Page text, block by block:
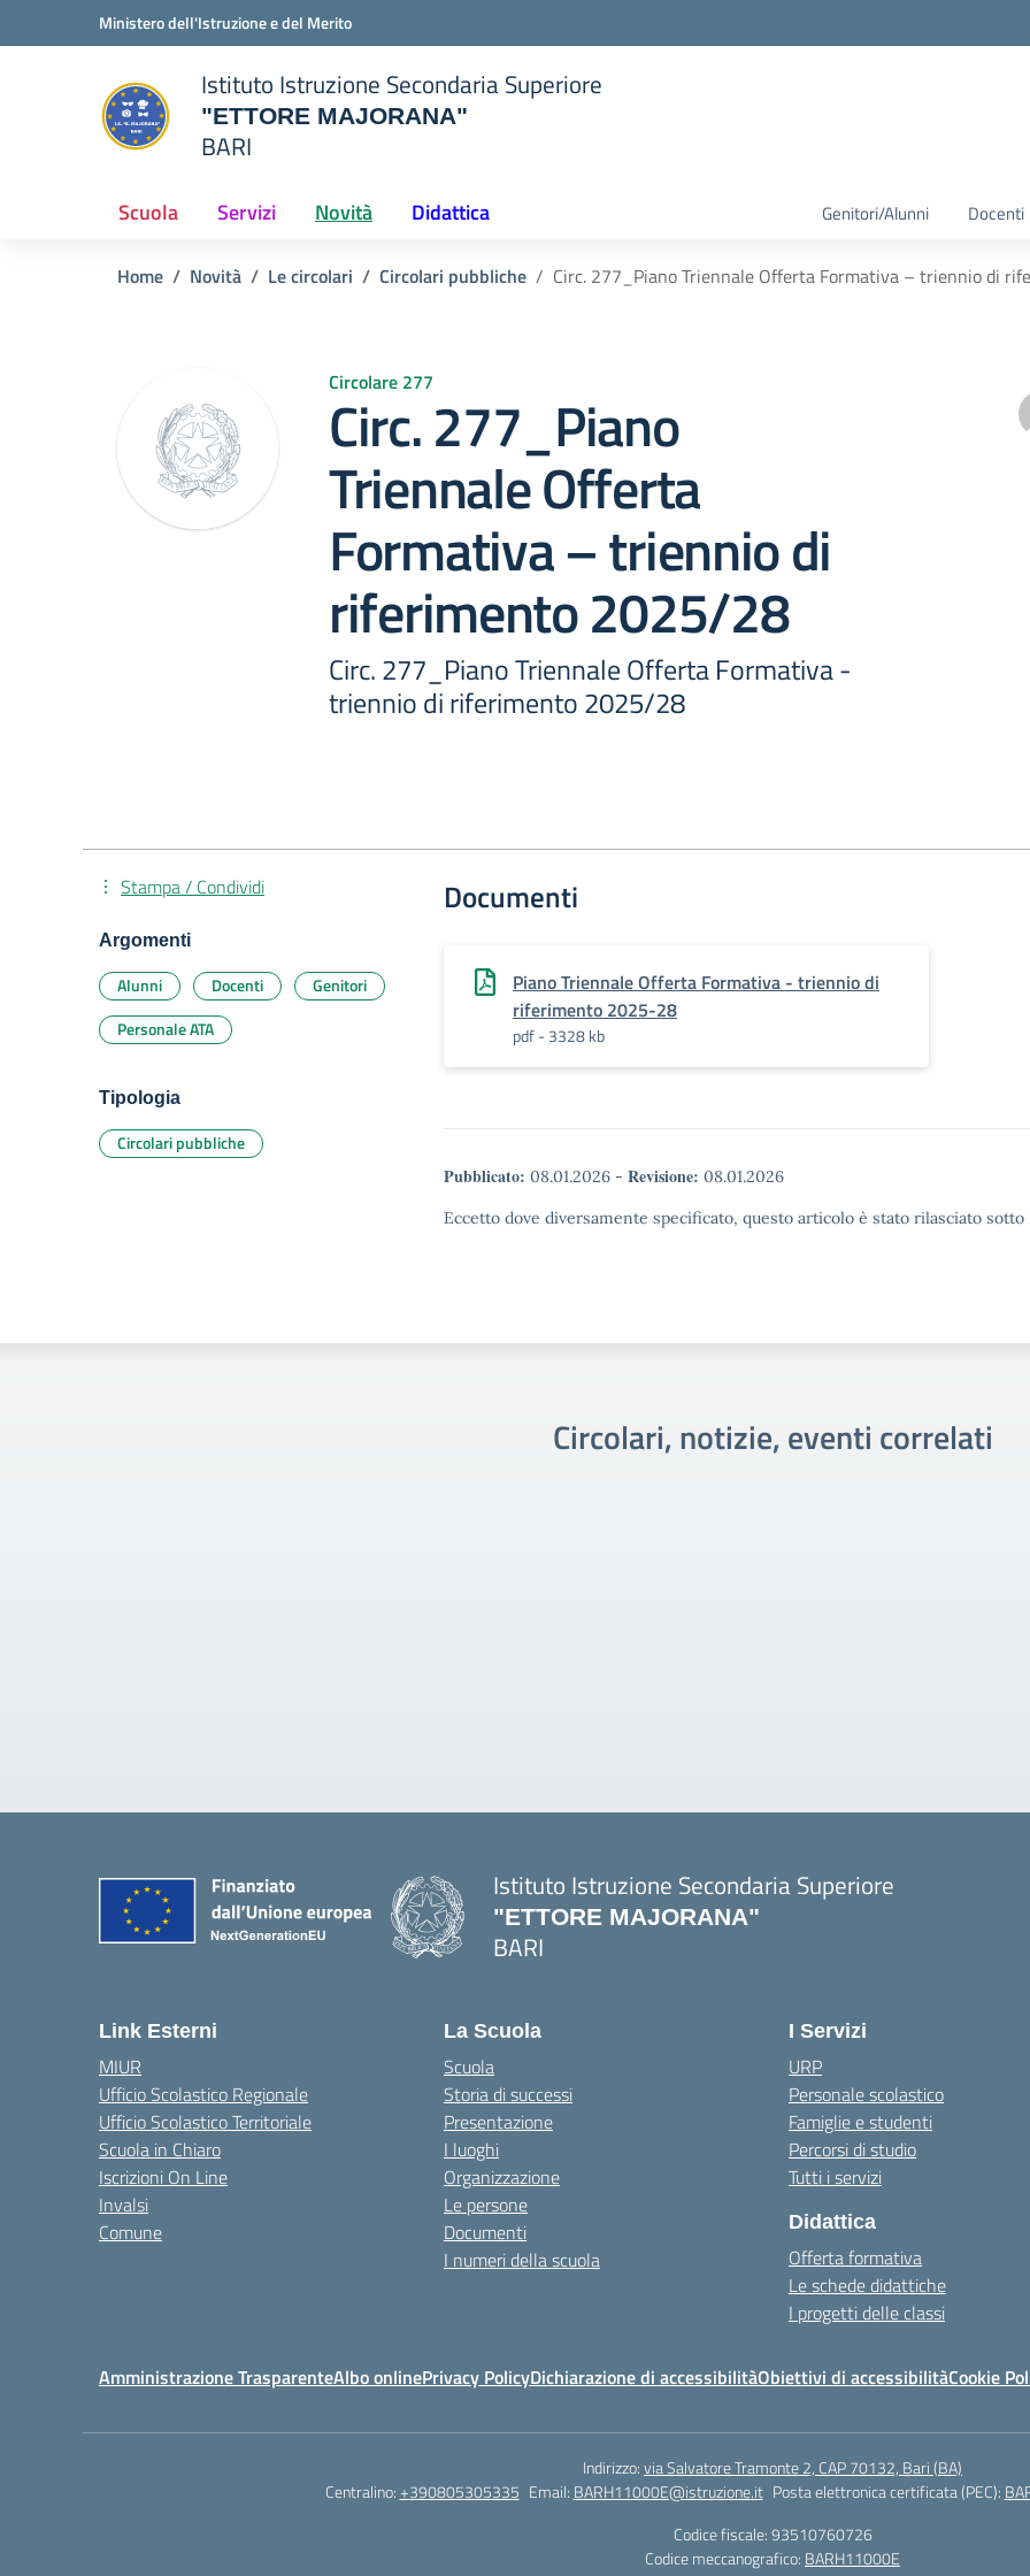
Vai ai contenuti
Vai al menu di navigazioneMinistero dell'Istruzione e del Merito
Istituto Istruzione Secondaria Superiore
"ETTORE MAJORANA"
BARI
Scuola Servizi Novità Didattica Genitori/Alunni Docenti
Home Novità Le circolari Circolari pubbliche Circ. 277_Piano Triennale Offerta Formativa – triennio di
Circolare 277
Circ. 277_Piano
Triennale Offerta
Formativa – triennio di
riferimento 2025/28
Circ. 277_Piano Triennale Offerta Formativa -
triennio di riferimento 2025/28
Documenti
Piano Triennale Offerta Formativa - triennio di
riferimento 2025-28
pdf - 3328 kb
Pubblicato: 08.01.2026 - Revisione: 08.01.2026
Eccetto dove diversamente specificato, questo articolo è stato rilasciato
Stampa / Condividi
Argomenti
Alunni Docenti
Genitori
Personale ATA
Tipologia
Circolari pubbliche
Circolari, notizie, eventi correlati
Istituto Istruzione Secondaria Superiore
"ETTORE MAJORANA"
BARI
Link Esterni
MIUR
Ufficio Scolastico Regionale
Ufficio Scolastico Territoriale
Scuola in Chiaro
Iscrizioni On Line
Invalsi
Comune
La Scuola
Scuola
Storia di successi
Presentazione
I luoghi
Organizzazione
Le persone
Documenti
I numeri della scuola
I Servizi
URP
Personale scolastico
Famiglie e studenti
Percorsi di studio
Tutti i servizi
Didattica
Offerta formativa
Le schede didattiche
I progetti delle classi
Amministrazione TrasparenteAlbo onlinePrivacy PolicyDichiarazione di accessibilitàObiettivi di accessibilitàCookie
Indirizzo:via Salvatore Tramonte 2, CAP 70132, Bari (BA)
Centralino:+390805305335 Email: BARH11000E@istruzione.it Posta elettronica certificata (PEC):
Codice fiscale: 93510760726
Codice meccanografico: BARH11000E